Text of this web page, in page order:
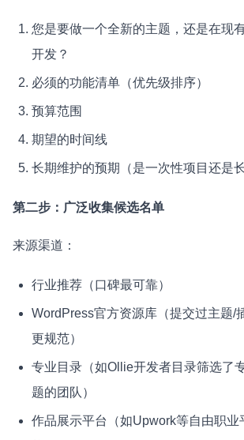
您是要做一个全新的主题，还是在现
开发？
必须的功能清单（优先级排序）
预算范围
期望的时间线
长期维护的预期（是一次性项目还是
第二步：广泛收集候选名单
来源渠道：
行业推荐（口碑最可靠）
WordPress官方资源库（提交过主题/
更规范）
专业目录（如Ollie开发者目录筛选了
题的团队）
作品展示平台（如Upwork等自由职业